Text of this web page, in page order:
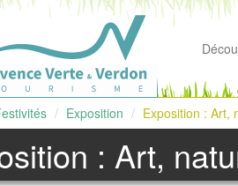
Exposition Exposition : Art,
: Art,